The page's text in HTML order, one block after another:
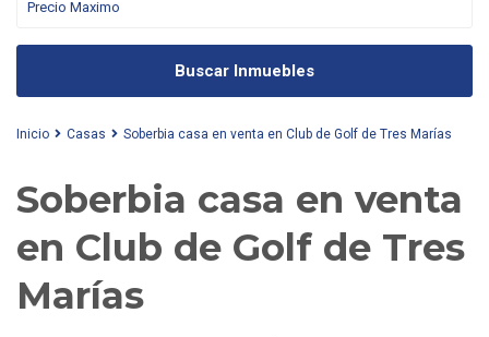
Buscar Inmuebles
Inicio Casas Soberbia casa en venta en Club de Golf de Tres Marías
Soberbia casa en venta
en Club de Golf de Tres
Marías